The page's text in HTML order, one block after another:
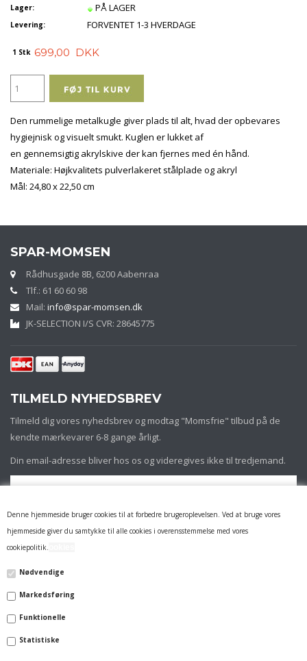
Denne hjemmeside bruger cookies til at forbedre brugeroplevelsen. Ved at bruge vores
hjemmeside giver du samtykke til alle cookies i overensstemmelse med vores
cookiepolitik.
Nødvendige
Markedsføring
Funktionelle
Statistiske
Lager: PÅ LAGER
Levering: FORVENTET 1-3 HVERDAGE
1 Stk 699,00 DKK
Den rummelige metalkugle giver plads til alt, hvad der opbevares
hygiejnisk og visuelt smukt. Kuglen er lukket af
en gennemsigtig akrylskive der kan fjernes med én hånd.
Materiale: Højkvalitets pulverlakeret stålplade og akryl
Mål: 24,80 x 22,50 cm
SPAR-MOMSEN
Rådhusgade 8B, 6200 Aabenraa
Tlf.: 61 60 60 98
Mail: info@spar-momsen.dk
JK-SELECTION I/S CVR: 28645775
TILMELD NYHEDSBREV
Tilmeld dig vores nyhedsbrev og modtag "Momsfrie" tilbud på de
kendte mærkevarer 6-8 gange årligt.
Din email-adresse bliver hos os og videregives ikke til tredjemand.
INFORMATION